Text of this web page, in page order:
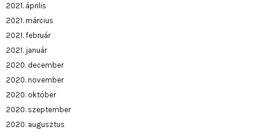
2021. április
2021. március
2021. február
2021. január
2020. december
2020. november
2020. október
2020. szeptember
2020. augusztus